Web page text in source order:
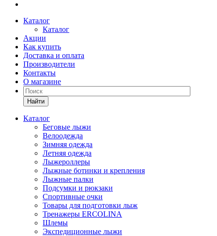
Каталог
Каталог
Акции
Как купить
Доставка и оплата
Производители
Контакты
О магазине
Найти
Каталог
Беговые лыжи
Велоодежда
Зимняя одежда
Летняя одежда
Лыжероллеры
Лыжные ботинки и крепления
Лыжные палки
Подсумки и рюкзаки
Спортивные очки
Товары для подготовки лыж
Тренажеры ERCOLINA
Шлемы
Экспедиционные лыжи